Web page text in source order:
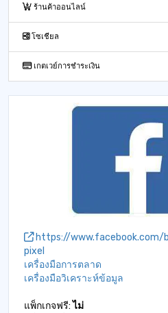
ร้านค้าออนไลน์
โซเชียล
เกตเวย์การชำระเงิน
https://www.facebook.com/
pixel
เครื่องมือการตลาด
เครื่องมือวิเคราะห์ข้อมูล
แพ็กเกจฟรี:ไม่